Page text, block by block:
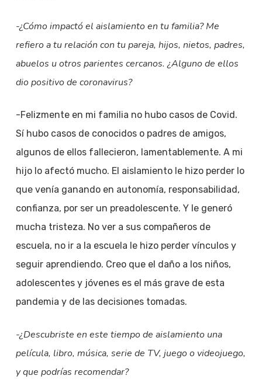
-¿Cómo impactó el aislamiento en tu familia? Me
refiero a tu relación con tu pareja, hijos, nietos, padres,
abuelos u otros parientes cercanos. ¿Alguno de ellos
dio positivo de coronavirus?
-Felizmente en mi familia no hubo casos de Covid.
Sí hubo casos de conocidos o padres de amigos,
algunos de ellos fallecieron, lamentablemente. A mi
hijo lo afectó mucho. El aislamiento le hizo perder lo
que venía ganando en autonomía, responsabilidad,
confianza, por ser un preadolescente. Y le generó
mucha tristeza. No ver a sus compañeros de
escuela, no ir a la escuela le hizo perder vínculos y
seguir aprendiendo. Creo que el daño a los niños,
adolescentes y jóvenes es el más grave de esta
pandemia y de las decisiones tomadas.
-¿Descubriste en este tiempo de aislamiento una
película, libro, música, serie de TV, juego o videojuego,
y que podrías recomendar?